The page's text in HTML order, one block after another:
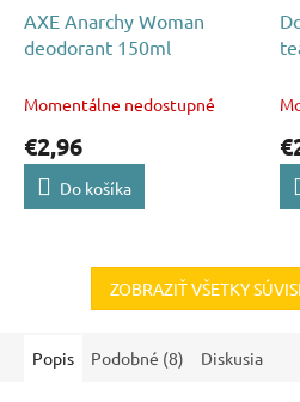
AXE Anarchy Woman
deodorant 150ml
Momentálne nedostupné
€2,96
Do košíka
ZOBRAZIŤ VŠETKY
Popis Podobné (8) Diskusia